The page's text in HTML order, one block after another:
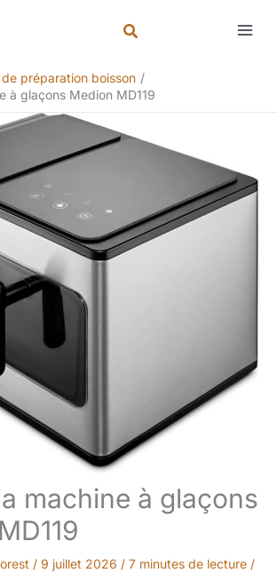
préparation boisson
à glaçons Medion MD119
machine à glaçons
/ 9 juillet 2026 / 7 minutes de lecture /